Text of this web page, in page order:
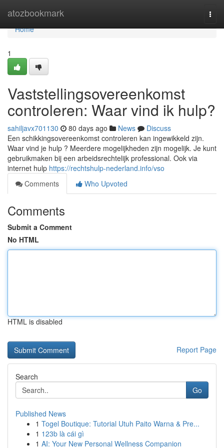
atozbookmark
Home
Home
1
Vaststellingsovereenkomst
controleren: Waar vind ik hulp?
sahiljavx701130 80 days ago News
Discuss
Een schikkingsovereenkomst controleren kan ingewikkeld zijn.
Waar vind je hulp ? Meerdere mogelijkheden zijn mogelijk. Je kunt
gebruikmaken bij een arbeidsrechtelijk professional. Ook via
internet hulp https://rechtshulp-nederland.info/vso
Comments
Who Upvoted
Comments
Submit a Comment
No HTML
HTML is disabled
Report Page
Search
Go
Published News
1 Togel Boutique: Tutorial Utuh Paito Warna & Pre...
1 123b là cái gì
1 AI: Your New Personal Wellness Companion